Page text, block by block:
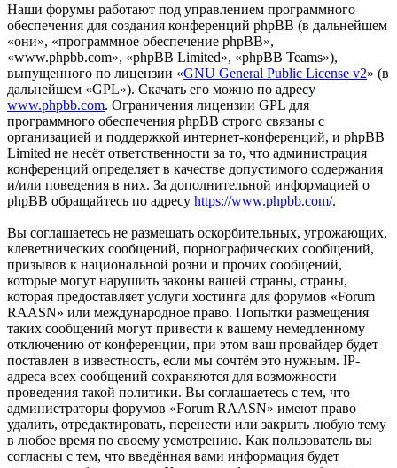
Наши форумы работают под управлением программного
обеспечения для создания конференций phpBB (в дальнейшем
«они», «программное обеспечение phpBB»,
«www.phpbb.com», «phpBB Limited», «phpBB Teams»),
выпущенного по лицензии «GNU General Public License v2» (в
дальнейшем «GPL»). Скачать его можно по адресу
www.phpbb.com. Ограничения лицензии GPL для
программного обеспечения phpBB строго связаны с
организацией и поддержкой интернет-конференций, и phpBB
Limited не несёт ответственности за то, что администрация
конференций определяет в качестве допустимого содержания
и/или поведения в них. За дополнительной информацией о
phpBB обращайтесь по адресу https://www.phpbb.com/.
Вы соглашаетесь не размещать оскорбительных, угрожающих,
клеветнических сообщений, порнографических сообщений,
призывов к национальной розни и прочих сообщений,
которые могут нарушить законы вашей страны, страны,
которая предоставляет услуги хостинга для форумов «Forum
RAASN» или международное право. Попытки размещения
таких сообщений могут привести к вашему немедленному
отключению от конференции, при этом ваш провайдер будет
поставлен в известность, если мы сочтём это нужным. IP-
адреса всех сообщений сохраняются для возможности
проведения такой политики. Вы соглашаетесь с тем, что
администраторы форумов «Forum RAASN» имеют право
удалить, отредактировать, перенести или закрыть любую тему
в любое время по своему усмотрению. Как пользователь вы
согласны с тем, что введённая вами информация будет